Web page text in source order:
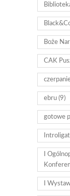
Boże
CAK
ebru (9)
gotowe
I
I